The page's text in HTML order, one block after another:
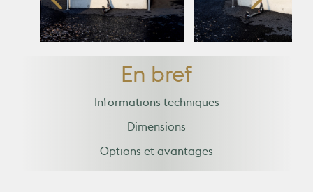
En bref
Informations techniques
Dimensions
Options et avantages